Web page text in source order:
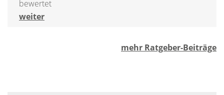
bewertet
weiter
mehr Ratgeber-Beiträge